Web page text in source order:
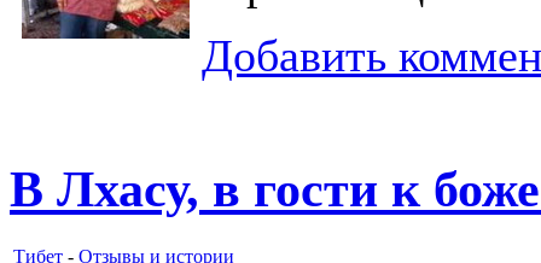
Добавить
В Лхасу, в гости к
Тибет - Отзывы и истории